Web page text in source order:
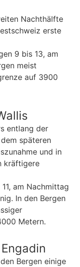
Nachthälfte
erste
9 bis 13, am
meist
auf 3900
entlang der
späteren
und in
kräftigere
am Nachmittag
In den Bergen
Metern.
Bergen einige